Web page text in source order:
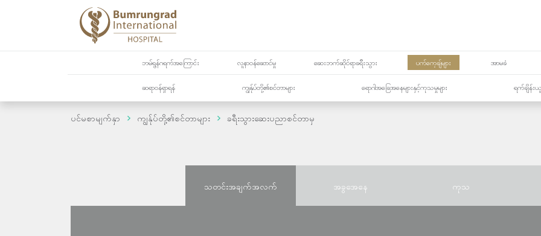
ဘမ်ရွန်ဂရက်အကြောင်း လူနာဝန်ဆောင်မှု ဆေးဘက်ဆိုင်ရာခရီးသွား ပက်ကေ့ချ်များ အာမခံ
ဆရာဝန်ရှာရန် ကျွန်ုပ်တို့၏စင်တာများ ရောဂါအခြေအနေများနှင့်ကုသမှုများ ရက်ချိန်း
ပင်မစာမျက်နှာ ကျွန်ုပ်တို့၏စင်တာများ ခရီးသွားဆေးပညာစင်တာမှ
သတင်းအချက်အလက် အခွအေနေ ကုသ